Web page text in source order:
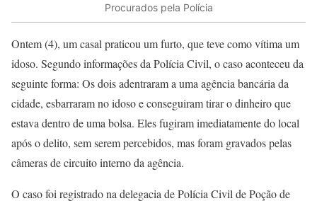
Procurados pela Polícia
Ontem (4), um casal praticou um furto, que teve como vítima um
idoso. Segundo informações da Polícia Civil, o caso aconteceu da
seguinte forma: Os dois adentraram a uma agência bancária da
cidade, esbarraram no idoso e conseguiram tirar o dinheiro que
estava dentro de uma bolsa. Eles fugiram imediatamente do local
após o delito, sem serem percebidos, mas foram gravados pelas
câmeras de circuito interno da agência.
O caso foi registrado na delegacia de Polícia Civil de Poção de